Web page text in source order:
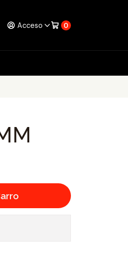
Acceso 0